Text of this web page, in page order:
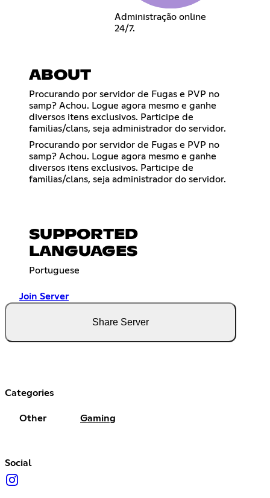
Administração online
24/7.
ABOUT
Procurando por servidor de Fugas e PVP no
samp? Achou. Logue agora mesmo e ganhe
diversos itens exclusivos. Participe de
familias/clans, seja administrador do servidor.
Procurando por servidor de Fugas e PVP no
samp? Achou. Logue agora mesmo e ganhe
diversos itens exclusivos. Participe de
familias/clans, seja administrador do servidor.
SUPPORTED
LANGUAGES
Portuguese
Join Server
Share Server
Categories
Other Gaming
Social